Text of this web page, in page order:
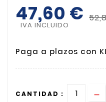
47,60 €
IVA INCLUIDO
Paga a plazos con
CANTIDAD :